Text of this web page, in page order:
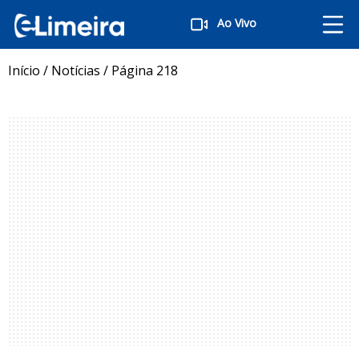
Ao Vivo
Início / Notícias / Página 218